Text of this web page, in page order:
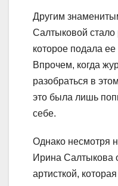
Другим
Салтыковой стало
которое подала
Впрочем, когда
разобраться в
это была лишь
себе.
Однако несмотря
Ирина Салтыкова
артисткой,